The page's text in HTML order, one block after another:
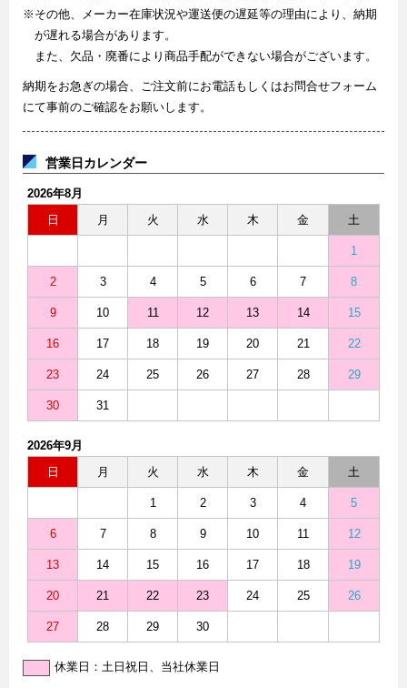
※その他、メーカー在庫状況や運送便の遅延等の理由により、納期
が遅れる場合があります。
また、欠品・廃番により商品手配ができない場合がございます。
納期をお急ぎの場合、ご注文前にお電話もしくはお問合せフォーム
にて事前のご確認をお願いします。
営業日カレンダー
2026年8月
日
月 火 水 木 金 土
1
2 3 4 5 6 7 8
9 10 11 12 13 14 15
16 17 18 19 20 21 22
23 24 25 26 27 28 29
30 31
2026年9月
日
月 火 水 木 金 土
1 2 3 4 5
6 7 8 9 10 11 12
13 14 15 16 17 18 19
20 21 22 23 24 25 26
27 28 29 30
休業日：土日祝日、当社休業日